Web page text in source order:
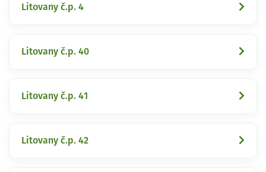
Litovany č.p. 4
Litovany č.p. 40
Litovany č.p. 41
Litovany č.p. 42